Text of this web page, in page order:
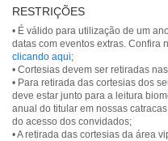
RESTRIÇÕES
• É válido para utilização de um
datas com eventos extras. Confira
clicando aqui;
• Cortesias devem ser retiradas
• Para retirada das cortesias dos
deve estar junto para a leitura
anual do titular em nossas
do acesso dos convidados;
• A retirada das cortesias da área